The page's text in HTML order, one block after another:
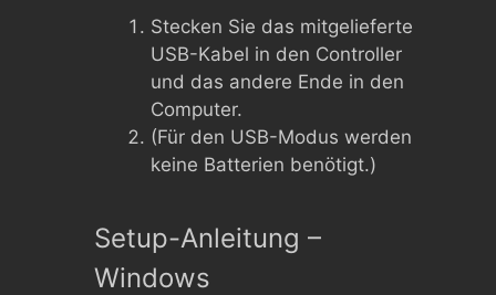
Stecken Sie das mitgelieferte
USB-Kabel in den Controller
und das andere Ende in den
Computer.
(Für den USB-Modus werden
keine Batterien benötigt.)
Setup-Anleitung –
Windows